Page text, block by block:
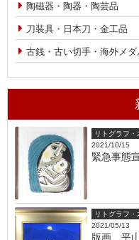
陶磁器・陶器・陶芸品
刀装具・日本刀・金工品
古銭・古い切手・海外メダ
リトグラフ
2021/10/15
緊急事態
リトグラフ
2021/05/13
版画 平